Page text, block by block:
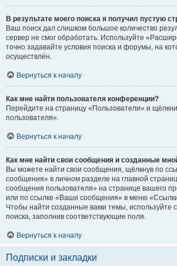
В результате моего поиска я получил пустую
Ваш поиск дал слишком большое количество
сервер не смог обработать. Используйте
точно задавайте условия поиска и форумы, на
осуществлён.
Вернуться к началу
Как мне найти пользователя конференции?
Перейдите на страницу «Пользователи» и
пользователя».
Вернуться к началу
Как мне найти свои сообщения и созданные
Вы можете найти свои сообщения, щёлкнув по
сообщения» в личном разделе на главной
сообщения пользователя» на странице вашего
или по ссылке «Ваши сообщения» в меню
Чтобы найти созданные вами темы, используйте
поиска, заполнив соответствующие поля.
Вернуться к началу
Подписки и закладки